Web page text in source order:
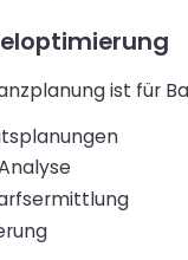
ist für